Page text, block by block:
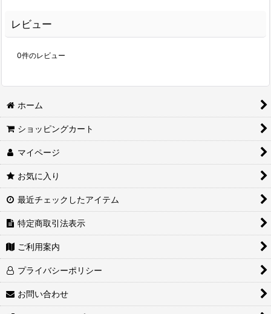
レビュー
0件のレビュー
ホーム
ショッピングカート
マイページ
お気に入り
最近チェックしたアイテム
特定商取引法表示
ご利用案内
プライバシーポリシー
お問い合わせ